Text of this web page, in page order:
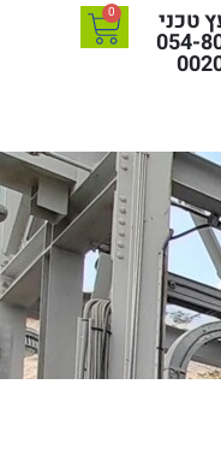
טכני
054-
0